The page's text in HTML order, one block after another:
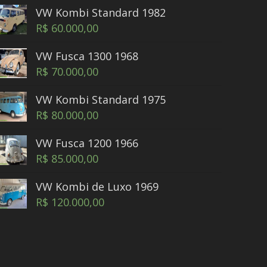
VW Kombi Standard 1982
R$ 60.000,00
VW Fusca 1300 1968
R$ 70.000,00
VW Kombi Standard 1975
R$ 80.000,00
VW Fusca 1200 1966
R$ 85.000,00
VW Kombi de Luxo 1969
R$ 120.000,00